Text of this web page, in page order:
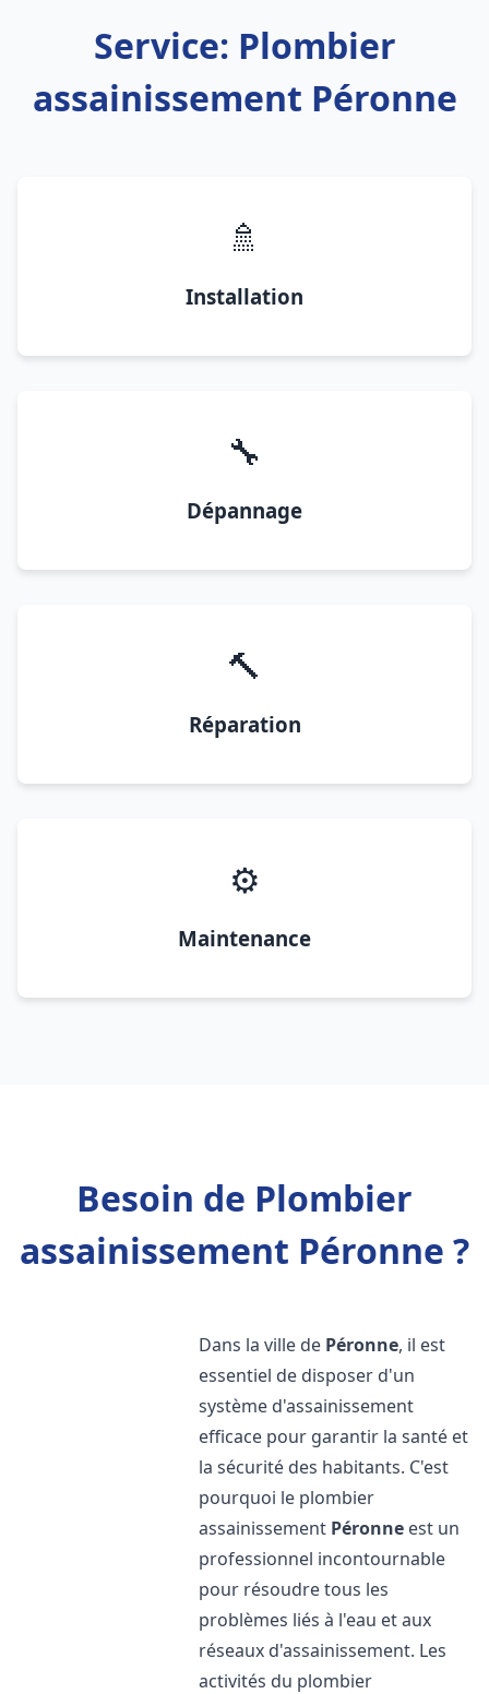
Service: Plombier
assainissement Péronne
🚿
Installation
🔧
Dépannage
🔨
Réparation
⚙️
Maintenance
Besoin de Plombier
assainissement Péronne ?
Dans la ville de Péronne, il est
essentiel de disposer d'un
système d'assainissement
efficace pour garantir la santé et
la sécurité des habitants. C'est
pourquoi le plombier
assainissement Péronne est un
professionnel incontournable
pour résoudre tous les
problèmes liés à l'eau et aux
réseaux d'assainissement. Les
activités du plombier